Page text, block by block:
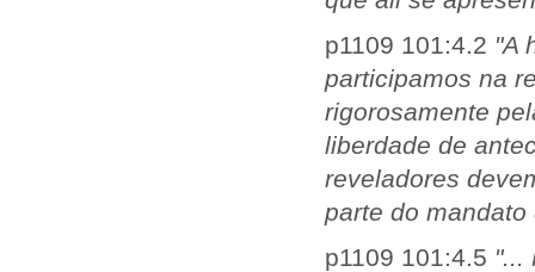
p1109 101:4.2 "A
participamos na
rigorosamente
liberdade de
reveladores
parte do mandato
p1109 101:4.5 "...